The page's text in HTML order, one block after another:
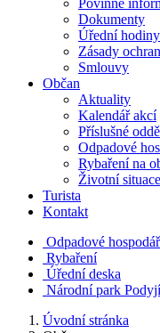
Povinné
Dokumenty
Úřední hodiny
Zásady
Smlouvy
Občan
Aktuality
Kalendář akcí
Příslušné
Odpadové
Rybaření na
Životní situace
Turista
Kontakt
Odpadové
Rybaření
Úřední deska
Národní park Podyjí
Úvodní stránka